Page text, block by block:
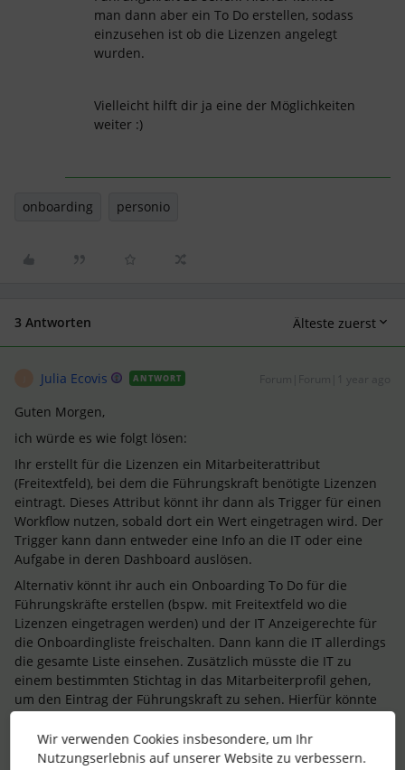
man dann aber ein To Do erstellen, sodass
einzusehen ist ob die Lizenzen angelegt
wurden.
Vielleicht hilft dir ja eine der Möglichkeiten
weiter :)
onboarding personio
3 Antworten Älteste zuerst
Julia Ecovis ANTWORT
Guten Morgen,
ich würde es wie folgt lösen:
Ihr erstellt für die Lizenzen ein Mitarbeiterattribut
(Freitextfeld), bei dem die Führungskraft benötigte Lizenzen
eintragt. Dieses Attribut könnt ihr dann als Trigger für einen
Workflow nutzen, sobald dort ein Wert eingetragen wird. Der
Trigger kann dann entweder eine Info an die IT oder eine
Aufgabe in deren Dashboard auslösen.
Alternativ könnt ihr auch ein Onboarding To Do für die
Führungskräfte erstellen (bspw. mit Freitextfeld wo die
Lizenzen eingetragen werden) und der IT Anzeigerechte für
die Onboardingliste freischalten. Dann kann die IT allerdings
die gesamte Liste einsehen. Zusätzlich müsste die IT zu
einem bestimmten Stichtag in das Mitarbeiterprofil gehen,
um den Eintrag der Führungskraft zu sehen. Hierfür könnte
die Lizenzen angelegt wurden.
Wir verwenden Cookies insbesondere, um Ihr
Nutzungserlebnis auf unserer Website zu verbessern.